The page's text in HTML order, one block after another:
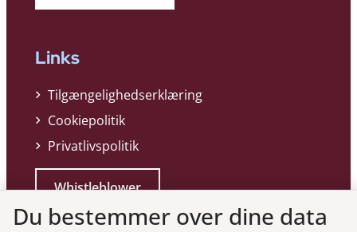
Links
Tilgængelighedserklæring
Cookiepolitik
Privatlivspolitik
Whistleblower
Du bestemmer over dine data